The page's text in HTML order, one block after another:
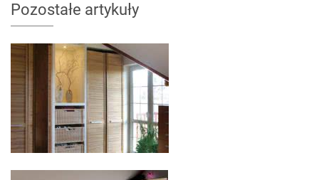
Pozostałe artykuły